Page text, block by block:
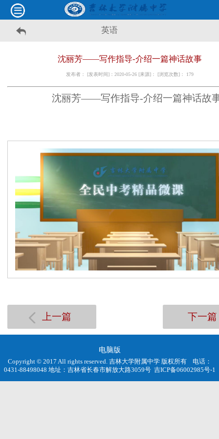
英语
沈丽芳——写作指导-介绍一篇神话故事
发布者： [发表时间]：2020-05-26 [来源]： [浏览次数]： 179
沈丽芳——写作指导-介绍一篇神话故
上一篇 下一篇
电脑版
Copyright © 2017 All rights reserved. 吉林大学附属中学 版权所有 电话：
0431-88498048 地址：吉林省长春市解放大路3059号 吉ICP备06002985号-1